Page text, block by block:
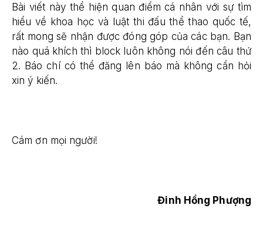
Bài viết này thể hiện quan điểm cá nhân với sự tìm
hiểu về khoa học và luật thi đấu thể thao quốc tế,
rất mong sẽ nhận được đóng góp của các bạn. Bạn
nào quá khích thì block luôn không nói đến câu thứ
2. Báo chí có thể đăng lên báo mà không cần hỏi
xin ý kiến.
Cám ơn mọi người!
Đinh Hồng Phượng